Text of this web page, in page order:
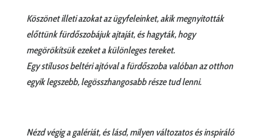
Köszönet illeti azokat az ügyfeleinket, akik megnyitották
előttünk fürdőszobájuk ajtaját, és hagyták, hogy
megörökítsük ezeket a különleges tereket.
Egy stílusos beltéri ajtóval a fürdőszoba valóban az otthon
egyik legszebb, legösszhangosabb része tud lenni.
Nézd végig a galériát, és lásd, milyen változatos és inspiráló